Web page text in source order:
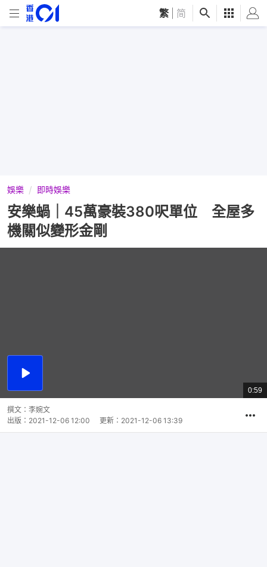
繁 简
娛樂 即時娛樂
安樂蝸｜45萬豪裝380呎單位 全屋多
機關似變形金剛
播
總
共
0:59
撰文： 李婉文
出版： 2021-12-06 12:00 更新： 2021-12-06 13:39